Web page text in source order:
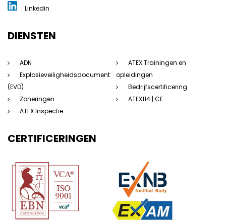
Linkedin
DIENSTEN
ADN
Explosieveiligheidsdocument
(EVD)
Zoneringen
ATEX Inspectie
ATEX Trainingen en
opleidingen
Bedrijfscertificering
ATEX114 | CE
CERTIFICERINGEN